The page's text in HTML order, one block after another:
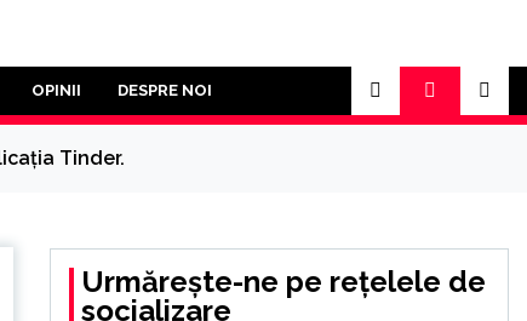
OPINII DESPRE NOI
Tinder.
Urmărește-ne pe rețelele de
socializare